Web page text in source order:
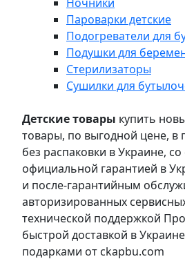
Пароварки детские
Подогреватели для
Подушки для
Стерилизаторы
Сушилки для
Детские товары купить
товары, по выгодной цене, в
без распаковки в Украине, со
официальной гарантией в
и после-гарантийным
авторизированных
технической поддержкой
быстрой доставкой в
подарками от ckapbu.com